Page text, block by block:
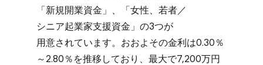
「新規開業資金」、​「女性、​若者／
シニア起業家支援資金」の​3つが​
用意されています。​おおよ​その​金利は​0.30％
～2.80％を​推移しており、​最大で​7,200万円​